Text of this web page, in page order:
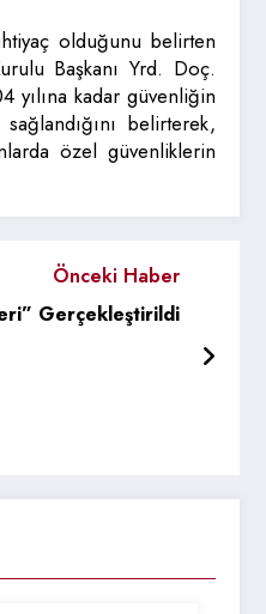
olduğunu belirten
Başkanı Yrd. Doç.
yılına kadar güvenliğin
belirterek,
özel güvenliklerin
Önceki Haber
Gerçekleştirildi